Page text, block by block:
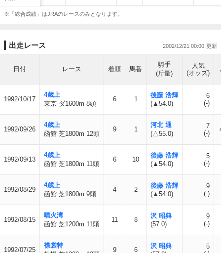
※「総合成績」はJRAのレースのみとなります。
出走レース 2002/12/21 00:00
日付 レース 着順 馬番
騎手
(斤量)
人気
(オッズ)
1992/10/17
4歳上
東京 ダ1600m 8頭
6 1
後藤 浩輝
(▲54.0)
6
(-)
1992/09/26
4歳上
函館 芝1800m 12頭
9 1
河北 通
(△55.0)
7
(-)
1992/09/13
4歳上
函館 芝1800m 11頭
6 10
後藤 浩輝
(▲54.0)
5
(-)
1992/08/29
4歳上
函館 芝1800m 9頭
4 2
後藤 浩輝
(▲54.0)
9
(-)
1992/08/15
噴火湾
函館 芝1200m 11頭
11 8
沢 昭典
(57.0)
9
(-)
1992/07/25
襟裳特
9 6
沢 昭典
5